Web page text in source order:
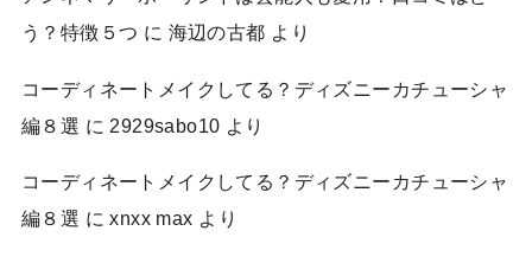
う？特徴５つ に 海辺の古都 より
コーディネートメイクしてる？ディズニーカチューシャ
編８選 に 2929sabo10 より
コーディネートメイクしてる？ディズニーカチューシャ
編８選 にxnxx max より